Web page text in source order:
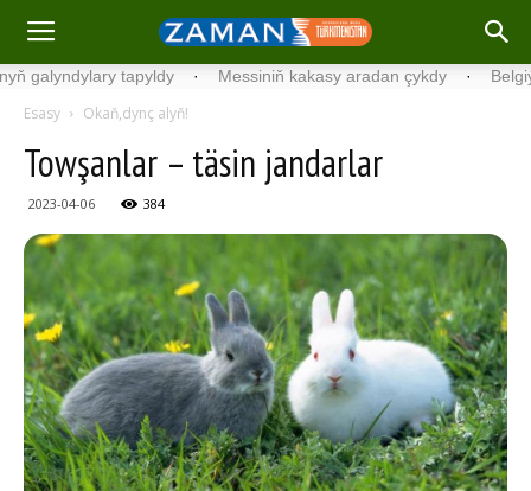
tapyldy · Messiniň kakasy aradan çykdy · Belgiýada
Esasy Okaň,dynç alyň!
Towşanlar – täsin jandarlar
2023-04-06 384